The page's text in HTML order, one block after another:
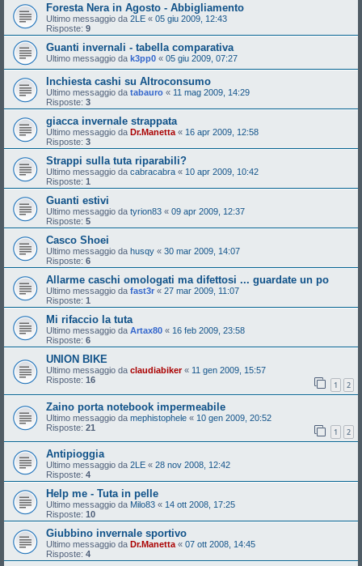
Foresta Nera in Agosto - Abbigliamento
Ultimo messaggio da 2LE « 05 giu 2009, 12:43
Risposte: 9
Guanti invernali - tabella comparativa
Ultimo messaggio da k3pp0 « 05 giu 2009, 07:27
Inchiesta cashi su Altroconsumo
Ultimo messaggio da tabauro « 11 mag 2009, 14:29
Risposte: 3
giacca invernale strappata
Ultimo messaggio da Dr.Manetta « 16 apr 2009, 12:58
Risposte: 3
Strappi sulla tuta riparabili?
Ultimo messaggio da cabracabra « 10 apr 2009, 10:42
Risposte: 1
Guanti estivi
Ultimo messaggio da tyrion83 « 09 apr 2009, 12:37
Risposte: 5
Casco Shoei
Ultimo messaggio da husqy « 30 mar 2009, 14:07
Risposte: 6
Allarme caschi omologati ma difettosi ... guardate un po
Ultimo messaggio da fast3r « 27 mar 2009, 11:07
Risposte: 1
Mi rifaccio la tuta
Ultimo messaggio da Artax80 « 16 feb 2009, 23:58
Risposte: 6
UNION BIKE
Ultimo messaggio da claudiabiker« 11 gen 2009, 15:57
Risposte: 16 1 2
Zaino porta notebook impermeabile
Ultimo messaggio da mephistophele « 10 gen 2009, 20:52
Risposte: 21 1 2
Antipioggia
Ultimo messaggio da 2LE « 28 nov 2008, 12:42
Risposte: 4
Help me - Tuta in pelle
Ultimo messaggio da Milo83 « 14 ott 2008, 17:25
Risposte: 10
Giubbino invernale sportivo
Ultimo messaggio da Dr.Manetta « 07 ott 2008, 14:45
Risposte: 4